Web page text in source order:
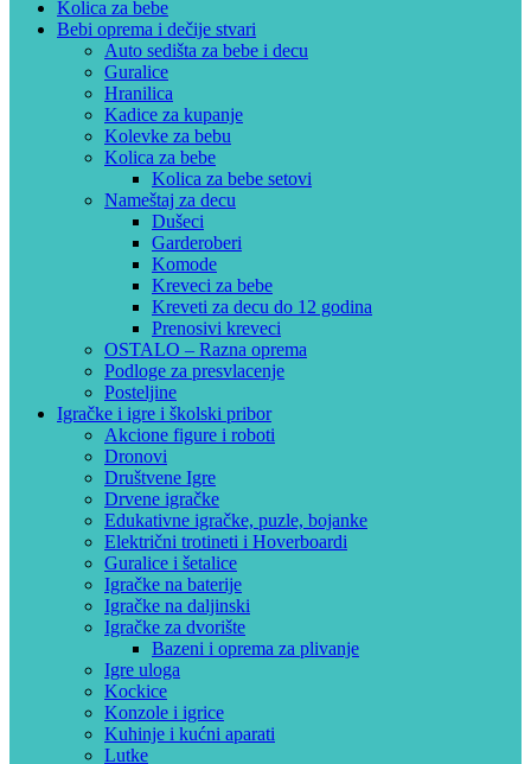
Kolica za bebe
Bebi oprema i dečije stvari
Auto sedišta za bebe i decu
Guralice
Hranilica
Kadice za kupanje
Kolevke za bebu
Kolica za bebe
Kolica za bebe setovi
Nameštaj za decu
Dušeci
Garderoberi
Komode
Kreveci za bebe
Kreveti za decu do 12 godina
Prenosivi kreveci
OSTALO – Razna oprema
Podloge za presvlacenje
Posteljine
Igračke i igre i školski pribor
Akcione figure i roboti
Dronovi
Društvene Igre
Drvene igračke
Edukativne igračke, puzle, bojanke
Električni trotineti i Hoverboardi
Guralice i šetalice
Igračke na baterije
Igračke na daljinski
‎Igračke za dvorište
Bazeni i oprema za plivanje
Igre uloga
Kockice
Konzole i igrice
Kuhinje i kućni aparati
Lutke